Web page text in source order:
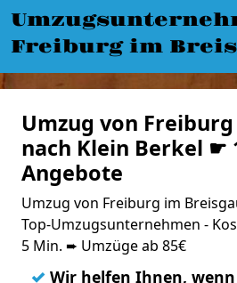
Freiburg im
Umzug von
nach Klein Berkel ☛
Angebote
Umzug von Freiburg im
Top-Umzugsunternehmen -
5 Min. ➨ Umzüge ab 85€
✓ Wir helfen Ihnen,